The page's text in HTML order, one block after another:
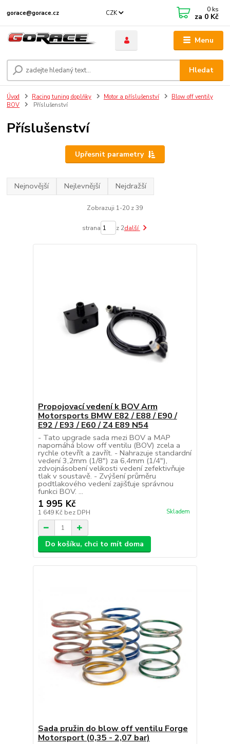
Menu
CZK
Hledat
gorace@gorace.cz 0 ks
za 0 Kč
Úvod Racing tuning doplňky Motor a příslušenství
Blow off ventily
BOV
Příslušenství
Příslušenství
Upřesnit parametry
Nejnovější Nejlevnější Nejdražší
Zobrazuji 1-20 z 39
strana z 2další
Propojovací vedení k BOV Arm
Motorsports BMW E82 / E88 / E90 /
E92 / E93 / E60 / Z4 E89 N54
- Tato upgrade sada mezi BOV a MAP
napomáhá blow off ventilu (BOV) zcela a
rychle otevřít a zavřít. - Nahrazuje standardní
vedení 3,2mm (1/8") za 6,4mm (1/4"),
zdvojnásobení velikosti vedení zefektivňuje
tlak v soustavě. - Zvýšení průměru
podtlakového vedení zajišťuje správnou
funkci BOV. ...
1 995 Kč
1 649 Kč bez DPH Skladem
Do košíku, chci to mít doma
Sada pružin do blow off ventilu Forge
Motorsport (0,35 - 2,07 bar)